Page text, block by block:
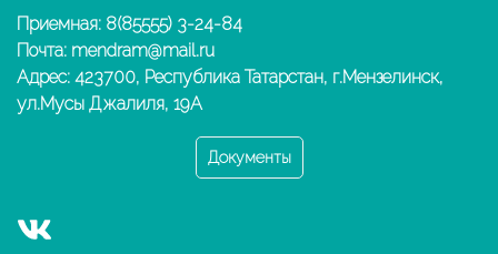
Приемная: 8(85555) 3-24-84
Почта: mendram@mail.ru
Адрес: 423700, Республика Татарстан, г.Мензелинск,
ул.Мусы Джалиля, 19А
Документы